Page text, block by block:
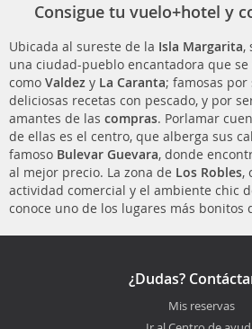
Consigue tu vuelo+hotel y
Ubicada al sureste de la Isla Margarita,
una ciudad-pueblo encantadora que se
como Valdez y La Caranta; famosas por
deliciosas recetas con pescado, y por
amantes de las compras. Porlamar
de ellas es el centro, que alberga sus
famoso Bulevar Guevara, donde
al mejor precio. La zona de Los Robles,
actividad comercial y el ambiente chic
conoce uno de los lugares más bonitos
¿Dudas?
Mis reservas